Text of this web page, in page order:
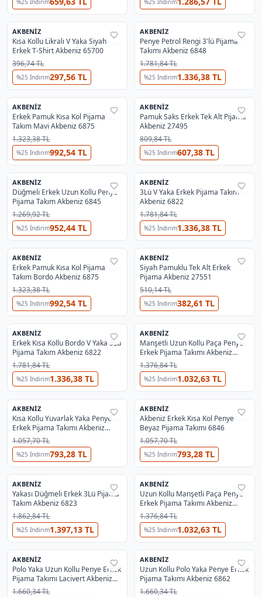
%25 İndirim %25 İndirim
%29
AKBENIZ
Kısa Kollu Likralı V Yaka Siyah
Erkek T-Shirt Akbeniz 65700
396,74 TL
%25 İndirim297,56 TL
%29
AKBENIZ
Penye Petrol Rengi 3'lü Pijama
Takımı Akbeniz 6848
1.781,84 TL
%25 İndirim1.336,38 TL
%29
AKBENIZ
Erkek Pamuk Kısa Kol Pijama
Takım Mavi Akbeniz 6875
1.323,38 TL
%25 İndirim992,54 TL
%29
AKBENIZ
Pamuk Saks Erkek Tek Alt Pijama
Akbeniz 27495
809,84 TL
%25 İndirim607,38 TL
%29
AKBENIZ
Düğmeli Erkek Uzun Kollu Penye
Pijama Takım Akbeniz 6845
1.269,92 TL
%25 İndirim952,44 TL
%29
3'lü Erkek Pijama Takımlar
AKBENIZ
3Lü V Yaka Erkek Pijama Takım
Akbeniz 6822
1.781,84 TL
%25 İndirim1.336,38 TL
%29
AKBENIZ
Erkek Pamuk Kısa Kol Pijama
Takım Bordo Akbeniz 6875
1.323,38 TL
%25 İndirim992,54 TL
%29
AKBENIZ
Siyah Pamuklu Tek Alt Erkek
Pijama Akbeniz 27551
510,14 TL
%25 İndirim382,61 TL
%29
AKBENIZ
Erkek Kısa Kollu Bordo V Yaka 3Lü
Pijama Takım Akbeniz 6822
1.781,84 TL
%25 İndirim1.336,38 TL
%29
AKBENIZ
Manşetli Uzun Kollu Paça Penye
Erkek Pijama Takımı Akbeniz
6870
1.376,84 TL
%25 İndirim1.032,63 TL
%29
AKBENIZ
Kısa Kollu Yuvarlak Yaka Penye
Erkek Pijama Takımı Akbeniz
6867
1.057,70 TL
%25 İndirim793,28 TL
%29
AKBENIZ
Akbeniz Erkek Kısa Kol Penye
Beyaz Pijama Takımı 6846
1.057,70 TL
%25 İndirim793,28 TL
%29
3'lü Erkek Pijama Takımlar
AKBENIZ
Yakası Düğmeli Erkek 3Lü Pijama
Takım Akbeniz 6823
1.862,84 TL
%25 İndirim1.397,13 TL
%29
AKBENIZ
Uzun Kollu Manşetli Paça Penye
Erkek Pijama Takımı Akbeniz
6870
1.376,84 TL
%25 İndirim1.032,63 TL
%29
AKBENIZ
Polo Yaka Uzun Kollu Penye Erkek
Pijama Takımı Lacivert Akbeniz
6865
1.660,34 TL
%29
AKBENIZ
Uzun Kollu Polo Yaka Penye Erkek
Pijama Takımı Akbeniz 6862
1.660,34 TL